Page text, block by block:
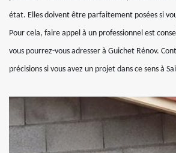
état. Elles doivent être parfaitement posées si
Pour cela, faire appel à un professionnel est
vous pourrez-vous adresser à Guichet Rénov.
précisions si vous avez un projet dans ce sens à